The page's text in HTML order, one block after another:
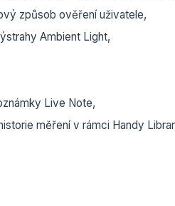
způsob ověření uživatele,
Ambient Light,
Live Note,
měření v rámci Handy